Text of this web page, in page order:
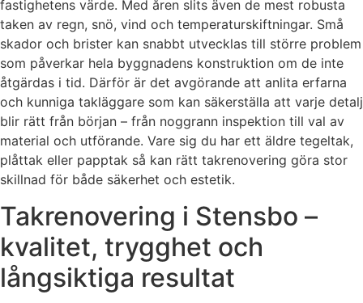
fastighetens värde. Med åren slits även de mest robusta
taken av regn, snö, vind och temperaturskiftningar. Små
skador och brister kan snabbt utvecklas till större problem
som påverkar hela byggnadens konstruktion om de inte
åtgärdas i tid. Därför är det avgörande att anlita erfarna
och kunniga takläggare som kan säkerställa att varje detalj
blir rätt från början – från noggrann inspektion till val av
material och utförande. Vare sig du har ett äldre tegeltak,
plåttak eller papptak så kan rätt takrenovering göra stor
skillnad för både säkerhet och estetik.
Takrenovering i Stensbo –
kvalitet, trygghet och
långsiktiga resultat